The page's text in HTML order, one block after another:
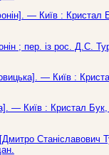
— Київ :
; пер. із рос. Д.С.
— Київ :
— Київ : Кристал
[Дмитро